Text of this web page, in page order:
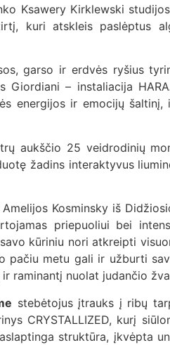
Ksawery Kirklewski
kuri atskleis paslėptus
garso ir erdvės ryšius
Giordiani – instaliacija HARA
energijos ir emocijų
aukščio 25 veidrodinių
žadins interaktyvus
Kosminsky iš
priepuoliui bei
kūriniu nori atkreipti
pačiu metu gali ir užburti
raminantį nuolat judančio
stebėtojus įtrauks į ribų
CRYSTALLIZED, kurį
struktūra, įkvėpta